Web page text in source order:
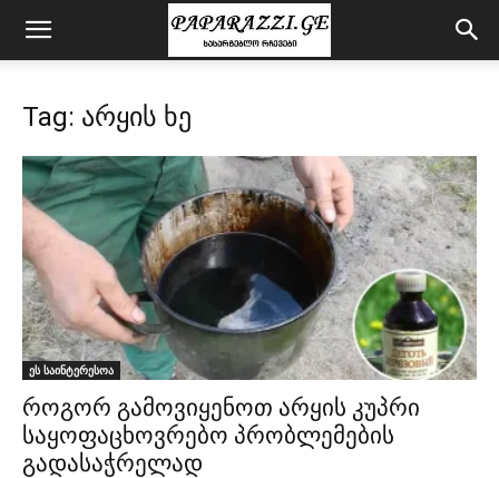
Tag: არყის ხე
ეს საინტერესოა
როგორ გამოვიყენოთ არყის კუპრი
საყოფაცხოვრებო პრობლემების
გადასაჭრელად